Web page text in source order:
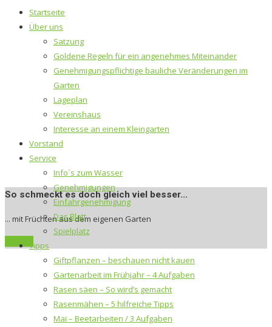
So schmeckt es doch gleich viel besser...
... mit Früchten aus dem eigenen Garten
Startseite
Über uns
Satzung
Goldene Regeln für ein angenehmes Miteinander
Genehmigungspflichtige bauliche Veränderungen im
Garten
Lageplan
Vereinshaus
Interesse an einem Kleingarten
Vorstand
Service
Info´s zum Wasser
Genehmigungen
Einfahrgenehmigung
Das Blatt
Spielplatz
Tipps
Giftpflanzen – beschauen nicht kauen
Gartenarbeit im Frühjahr – 4 Aufgaben
Rasen säen – So wird’s gemacht
Rasenmähen – 5 hilfreiche Tipps
Mai – Beetarbeiten / 3 Aufgaben